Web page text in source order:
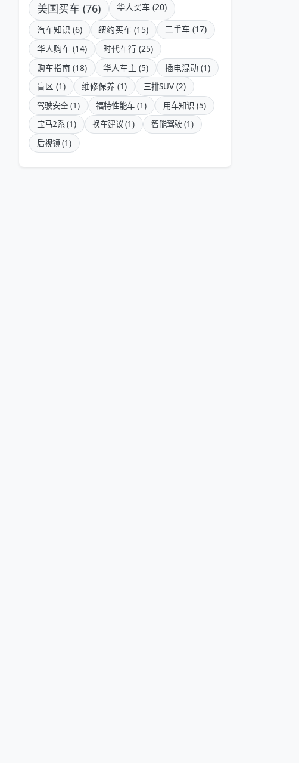
美国买车 (76) 华人买车 (20)
汽车知识 (6) 纽约买车 (15)
二手车 (17)
华人购车 (14)
时代车行 (25)
购车指南 (18)
华人车主 (5)
插电混动 (1)
盲区 (1)
维修保养 (1)
三排SUV (2)
驾驶安全 (1)
福特性能车 (1)
用车知识 (5)
宝马2系 (1)
换车建议 (1)
智能驾驶 (1)
后视镜 (1)